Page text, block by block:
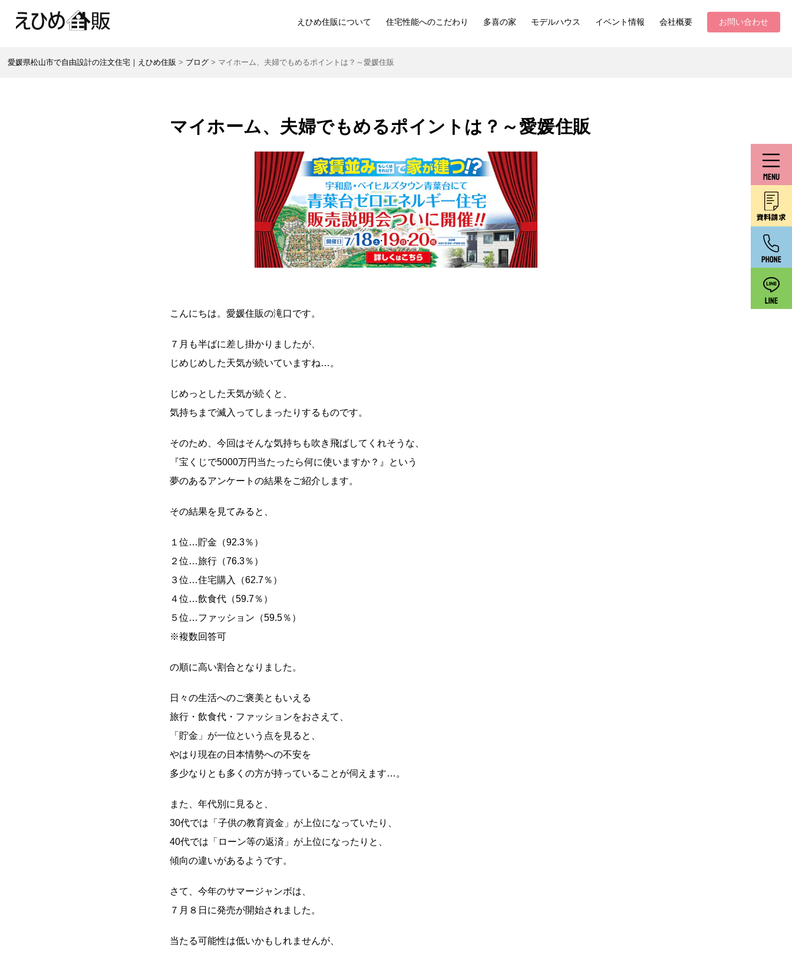
えひめ住販について 住宅性能へのこだわり 多喜の家 モデルハウス イベント情報 会社概要 お問い合わせ
愛媛県松山市で自由設計の注文住宅｜えひめ住販 > ブログ > マイホーム、夫婦でもめるポイントは？～愛媛住販
マイホーム、夫婦でもめるポイントは？～愛媛住販
こんにちは。愛媛住販の滝口です。
７月も半ばに差し掛かりましたが、
じめじめした天気が続いていますね…。
じめっとした天気が続くと、
気持ちまで滅入ってしまったりするものです。
そのため、今回はそんな気持ちも吹き飛ばしてくれそうな、
『宝くじで5000万円当たったら何に使いますか？』という
夢のあるアンケートの結果をご紹介します。
その結果を見てみると、
１位…貯金（92.3％）
２位…旅行（76.3％）
３位…住宅購入（62.7％）
４位…飲食代（59.7％）
５位…ファッション（59.5％）
※複数回答可
の順に高い割合となりました。
日々の生活へのご褒美ともいえる
旅行・飲食代・ファッションをおさえて、
「貯金」が一位という点を見ると、
やはり現在の日本情勢への不安を
多少なりとも多くの方が持っていることが伺えます…。
また、年代別に見ると、
30代では「子供の教育資金」が上位になっていたり、
40代では「ローン等の返済」が上位になったりと、
傾向の違いがあるようです。
さて、今年のサマージャンボは、
７月８日に発売が開始されました。
当たる可能性は低いかもしれませんが、